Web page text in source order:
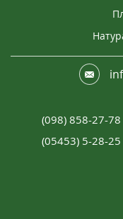
(098) 858-27-78
(05453) 5-28-25